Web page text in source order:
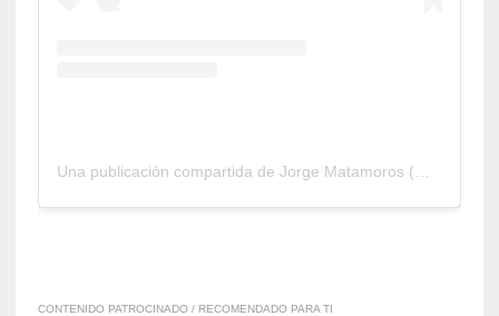
Una publicación compartida de Jorge Matamoros (@jorge_matamoros)
CONTENIDO PATROCINADO / RECOMENDADO PARA TI